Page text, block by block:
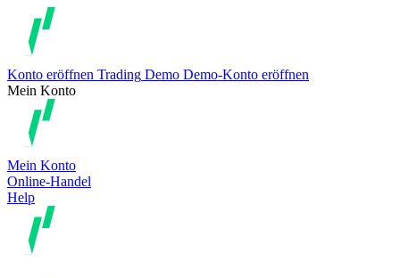
Konto eröffnen Trading Demo Demo-Konto eröffnen
Mein Konto
Mein Konto
Online-Handel
Help